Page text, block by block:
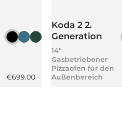
Normaler Preis
€699.00
Schieferblau
Schwarzgrau
Hochlandgrün
Koda 2 2.
Generation
14"
Gasbetriebener
Pizzaofen für den
Außenbereich